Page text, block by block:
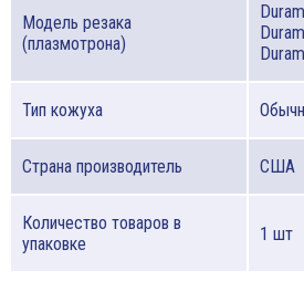
Модель резака
(плазмотрона)
Тип кожуха
Страна производитель США
Количество товаров в
упаковке
1 шт